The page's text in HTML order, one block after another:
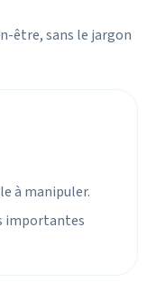
être, sans le jargon
à manipuler.
importantes